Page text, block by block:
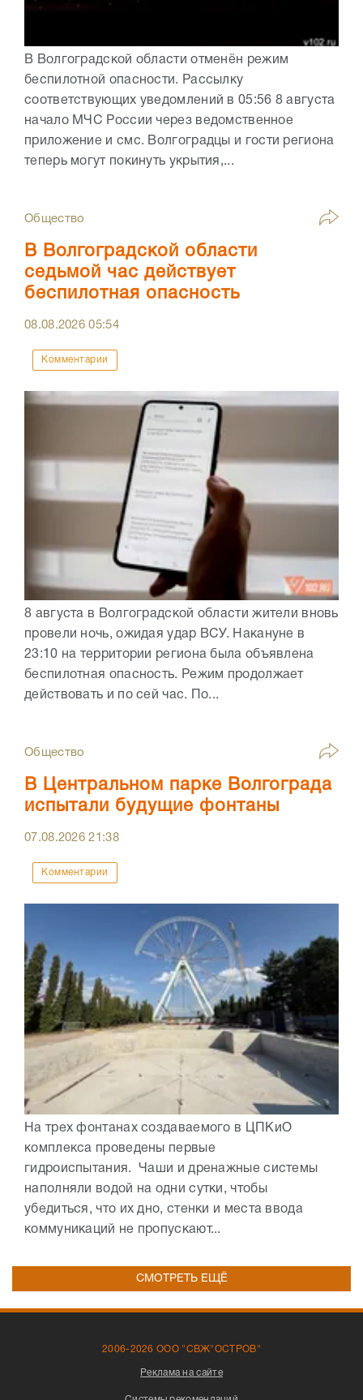
В Волгоградской области отменён режим
беспилотной опасности. Рассылку
соответствующих уведомлений в 05:56 8 августа
начало МЧС России через ведомственное
приложение и смс. Волгоградцы и гости региона
теперь могут покинуть укрытия,...
Общество
В Волгоградской области
седьмой час действует
беспилотная опасность
08.08.202605:54
Комментарии
8 августа в Волгоградской области жители вновь
провели ночь, ожидая удар ВСУ. Накануне в
23:10 на территории региона была объявлена
беспилотная опасность. Режим продолжает
действовать и по сей час. По...
Общество
В Центральном парке Волгограда
испытали будущие фонтаны
07.08.202621:38
Комментарии
На трех фонтанах создаваемого в ЦПКиО
комплекса проведены первые
гидроиспытания. Чаши и дренажные системы
наполняли водой на одни сутки, чтобы
убедиться, что их дно, стенки и места ввода
коммуникаций не пропускают...
СМОТРЕТЬ ЕЩЁ
2006-2026 ООО "СВЖ"ОСТРОВ"
Реклама на сайте